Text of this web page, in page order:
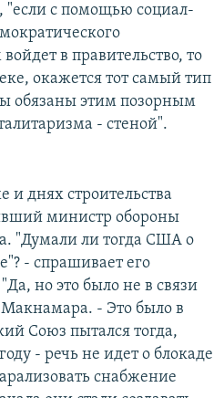
с помощью социал-
в правительство, то
окажется тот самый тип
обязаны этим позорным
- стеной".
и днях строительства
министр обороны
"Думали ли тогда США о
- спрашивает его
но это было не в связи
Макнамара. - Это было в
Союз пытался тогда,
- речь не идет о блокаде
снабжение